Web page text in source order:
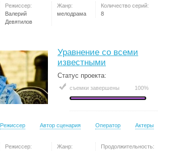
Режиссер:
Валерий
Девятилов
Жанр:
мелодрама
Количество серий:
8
Уравнение со всеми
известными
Статус проекта:
съемки завершены 100%
Режиссер Автор сценария Оператор Актеры
Режиссер:
Жанр:
Продолжительность: